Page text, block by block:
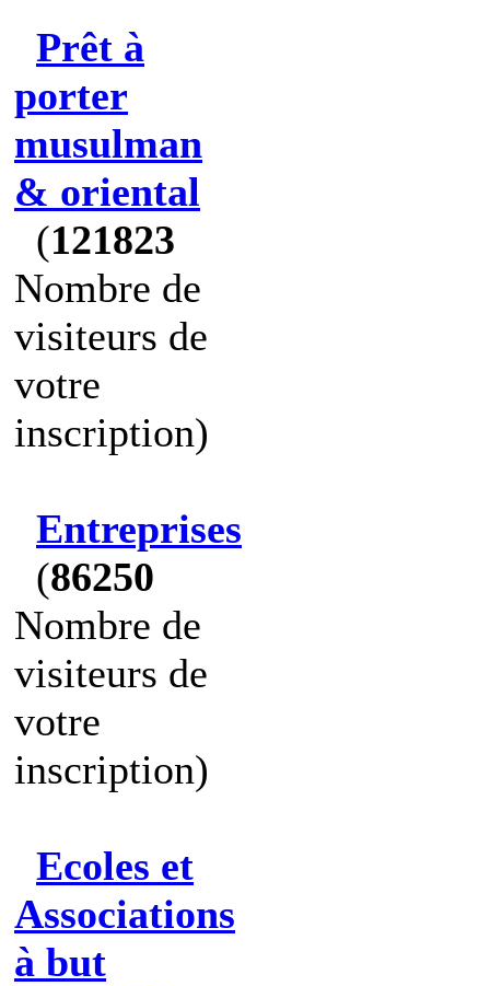
Prêt à
porter
musulman
& oriental
(121823
Nombre de
visiteurs de
votre
inscription)
Entreprises
(86250
Nombre de
visiteurs de
votre
inscription)
Ecoles et
Associations
à but